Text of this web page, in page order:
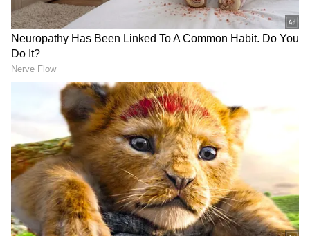
இந்த பிராய்லர் கோழிகள் வேகமாக
வளர்வதற்காக வளர்ச்சி ஹார்மோன்கள்
கொடுக்கப்படுகின்றன. இதுபோன்ற
கோழிக்கறியைச் சாப்பிடுவதால், சமீப
காலங்களில் சிறுமிகள் 8 வயதிலேயே
பருவமடைகிறார்கள் என்று பலர்
நம்புகிறார்கள். மேலும், இந்தக்
கோழிக்கறியைச் சாப்பிடுவதால்
குழந்தைகளின் உடலில் விரைவான
மாற்றங்கள் ஏற்படுவதாகவும், பிற
உடல்நலப் பிரச்சினைகளும்